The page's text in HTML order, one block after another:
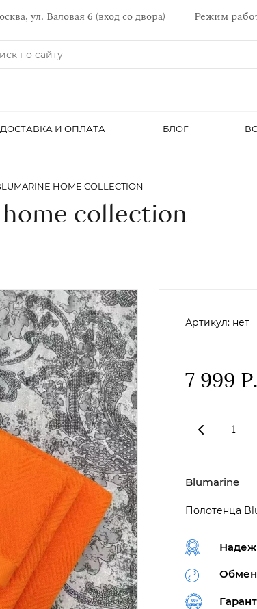
ул. Валовая 6 (вход со двора) Режим
ДОСТАВКА И ОПЛАТА БЛОГ
HOME COLLECTION
collection
Артикул: нет
7 999 Р.
Blumarine
Полотенца
Обмен